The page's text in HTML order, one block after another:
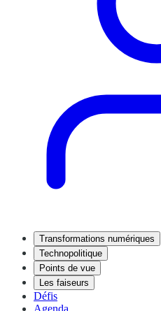
Transformations numériques
Technopolitique
Points de vue
Les faiseurs
Défis
Agenda